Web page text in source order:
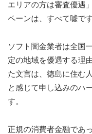
エリアの方は審査優遇
ペーンは、すべて嘘です
ソフト闇金業者は全国
定の地域を優遇する理
た文言は、徳島に住む
と感じて申し込みのハ
す。
正規の消費者金融であ